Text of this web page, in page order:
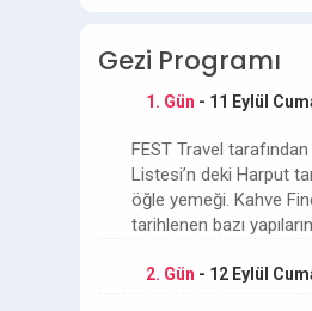
Gezi Programı
1. Gün - 11 Eylül
FEST Travel
Listesi’n deki Harput
öğle yemeği. Kahve
tarihlenen bazı
2. Gün - 12 Eylül